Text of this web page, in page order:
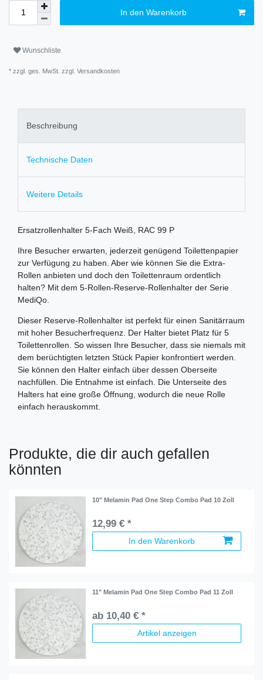
In den Warenkorb
Wunschliste
* zzgl. ges. MwSt. zzgl. Versandkosten
Beschreibung
Technische Daten
Weitere Details
Ersatzrollenhalter 5-Fach Weiß, RAC 99 P
Ihre Besucher erwarten, jederzeit genügend Toilettenpapier
zur Verfügung zu haben. Aber wie können Sie die Extra-
Rollen anbieten und doch den Toilettenraum ordentlich
halten? Mit dem 5-Rollen-Reserve-Rollenhalter der Serie
MediQo.
Dieser Reserve-Rollenhalter ist perfekt für einen Sanitärraum
mit hoher Besucherfrequenz. Der Halter bietet Platz für 5
Toilettenrollen. So wissen Ihre Besucher, dass sie niemals mit
dem berüchtigten letzten Stück Papier konfrontiert werden.
Sie können den Halter einfach über dessen Oberseite
nachfüllen. Die Entnahme ist einfach. Die Unterseite des
Halters hat eine große Öffnung, wodurch die neue Rolle
einfach herauskommt.
Produkte, die dir auch gefallen
könnten
10" Melamin Pad One Step Combo Pad 10 Zoll
12,99 € *
In den Warenkorb
11" Melamin Pad One Step Combo Pad 11 Zoll
ab 10,40 € *
Artikel anzeigen